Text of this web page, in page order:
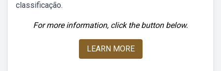
classificação.
For more information, click the button below.
LEARN MORE